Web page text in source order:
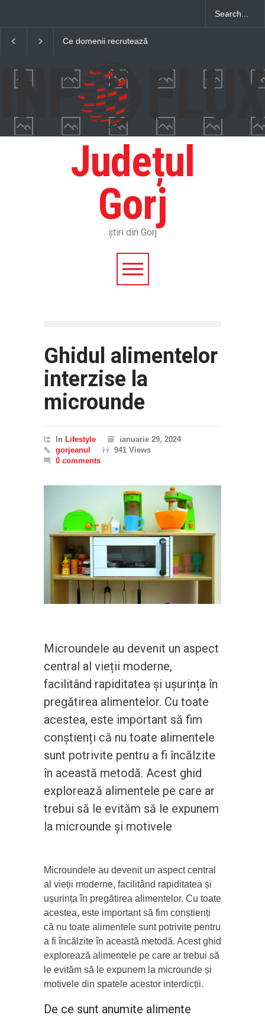
Ce domenii recrutează
Ce putere are nevoie barca
Județul
Gorj
știri din Gorj
Ghidul alimentelor
interzise la
microunde
In Lifestyle
ianuarie 29, 2024
gorjeanul
941 Views
0 comments
Microundele au devenit un aspect
central al vieții moderne,
facilitând rapiditatea și ușurința în
pregătirea alimentelor. Cu toate
acestea, este important să fim
conștienți că nu toate alimentele
sunt potrivite pentru a fi încălzite
în această metodă. Acest ghid
explorează alimentele pe care ar
trebui să le evităm să le expunem
la microunde și motivele
Microundele au devenit un aspect central
al vieții moderne, facilitând rapiditatea și
ușurința în pregătirea alimentelor. Cu toate
acestea, este important să fim conștienți
că nu toate alimentele sunt potrivite pentru
a fi încălzite în această metodă. Acest ghid
explorează alimentele pe care ar trebui să
le evităm să le expunem la microunde și
motivele din spatele acestor interdicții.
De ce sunt anumite alimente